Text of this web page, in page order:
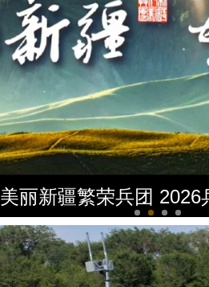
美丽新疆繁荣兵团 2026